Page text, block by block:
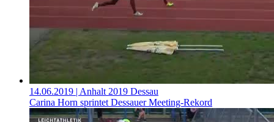
14.06.2019 | Anhalt 2019 Dessau
Carina Horn sprintet Dessauer Meeting-Rekord